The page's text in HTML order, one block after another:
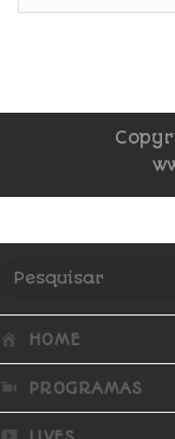
HOME
PROGRAMAS